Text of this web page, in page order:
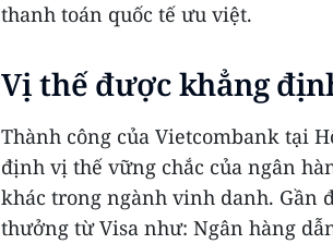
thanh toán quốc tế ưu việt.
Vị thế được khẳng
Thành công của Vietcombank tại
định vị thế vững chắc của ngân
khác trong ngành vinh danh. Gần
thưởng từ Visa như: Ngân hàng